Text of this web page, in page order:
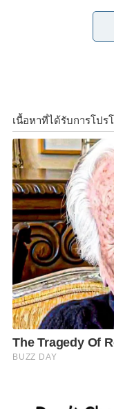
r
วัตถุประสงค์ในกา
โครงสร้างพื้นฐาน
การลงทุน และกา
สนับสนุนการศึกษา
หรืองานวิชาการที่
ผู้สนใจสามารถติดต
www.set.or.th
F
a
c
e
b
o
L
i
n
e
i
t
t